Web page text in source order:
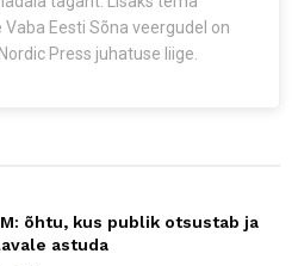
Eesti Sõna veergudel on
Press juhatuse liige.
õhtu, kus publik otsustab ja
astuda